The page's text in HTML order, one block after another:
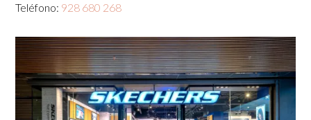
Teléfono: 928 680 268